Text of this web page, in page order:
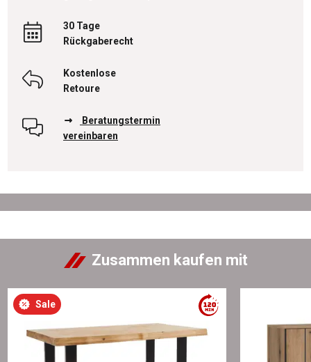
30 Tage
Rückgaberecht
Kostenlose
Retoure
Beratungstermin
vereinbaren
Zusammen kaufen mit
Sale